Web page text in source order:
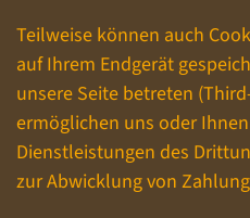
Teilweise können auch
auf Ihrem Endgerät
unsere Seite betreten
ermöglichen uns oder
Dienstleistungen des
zur Abwicklung von